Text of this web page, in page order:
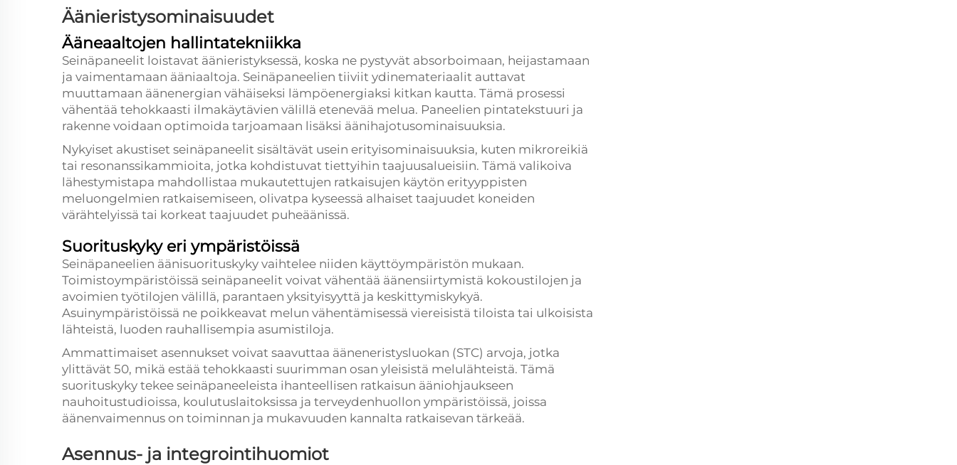
Äänieristysominaisuudet
Ääneaaltojen hallintatekniikka
Seinäpaneelit loistavat äänieristyksessä, koska ne pystyvät absorboimaan, heijastamaan
ja vaimentamaan ääniaaltoja. Seinäpaneelien tiiviit ydinemateriaalit auttavat
muuttamaan äänenergian vähäiseksi lämpöenergiaksi kitkan kautta. Tämä prosessi
vähentää tehokkaasti ilmakäytävien välillä etenevää melua. Paneelien pintatekstuuri ja
rakenne voidaan optimoida tarjoamaan lisäksi äänihajotusominaisuuksia.
Nykyiset akustiset seinäpaneelit sisältävät usein erityisominaisuuksia, kuten mikroreikiä
tai resonanssikammioita, jotka kohdistuvat tiettyihin taajuusalueisiin. Tämä valikoiva
lähestymistapa mahdollistaa mukautettujen ratkaisujen käytön erityyppisten
meluongelmien ratkaisemiseen, olivatpa kyseessä alhaiset taajuudet koneiden
värähtelyissä tai korkeat taajuudet puheäänissä.
Suorituskyky eri ympäristöissä
Seinäpaneelien äänisuorituskyky vaihtelee niiden käyttöympäristön mukaan.
Toimistoympäristöissä seinäpaneelit voivat vähentää äänensiirtymistä kokoustilojen ja
avoimien työtilojen välillä, parantaen yksityisyyttä ja keskittymiskykyä.
Asuinympäristöissä ne poikkeavat melun vähentämisessä viereisistä tiloista tai ulkoisista
lähteistä, luoden rauhallisempia asumistiloja.
Ammattimaiset asennukset voivat saavuttaa ääneneristysluokan (STC) arvoja, jotka
ylittävät 50, mikä estää tehokkaasti suurimman osan yleisistä melulähteistä. Tämä
suorituskyky tekee seinäpaneeleista ihanteellisen ratkaisun ääniohjaukseen
nauhoitustudioissa, koulutuslaitoksissa ja terveydenhuollon ympäristöissä, joissa
äänenvaimennus on toiminnan ja mukavuuden kannalta ratkaisevan tärkeää.
Asennus- ja integrointihuomiot